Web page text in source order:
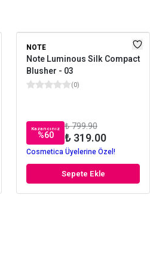
NOTE
Note Luminous Silk Compact
Blusher - 03
(0)
Kazancınız
%60
₺ 799.90
₺ 319.00
Cosmetica Üyelerine Özel!
Sepete Ekle